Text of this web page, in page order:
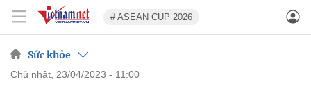
# ASEAN CUP 2026
Sức khỏe
chủ nhật, 23/04/2023 - 11:00